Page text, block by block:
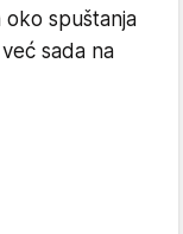
oko spuštanja
sada na